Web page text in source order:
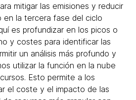
mitigar las emisiones y reducir
en la tercera fase del ciclo
es profundizar en los picos o
y costes para identificar las
un análisis más profundo y
utilizar la función en la nube
Esto permite a los
el coste y el impacto de las